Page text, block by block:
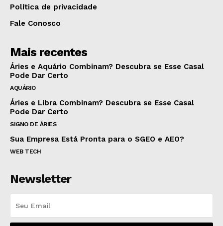
Política de privacidade
Fale Conosco
Mais recentes
Áries e Aquário Combinam? Descubra se Esse Casal
Pode Dar Certo
AQUÁRIO
Áries e Libra Combinam? Descubra se Esse Casal
Pode Dar Certo
SIGNO DE ÁRIES
Sua Empresa Está Pronta para o SGEO e AEO?
WEB TECH
Newsletter